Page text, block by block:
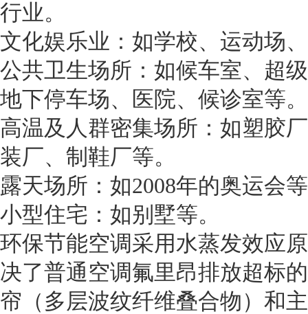
行业。
文化娱乐业：如学校、运动场
公共卫生场所：如候车室、超
地下停车场、医院、候诊室等。
高温及人群密集场所：如塑胶
装厂、制鞋厂等。
露天场所：如2008年的奥运会
小型住宅：如别墅等。
环保节能空调采用水蒸发效应
决了普通空调氟里昂排放超标
帘（多层波纹纤维叠合物）和